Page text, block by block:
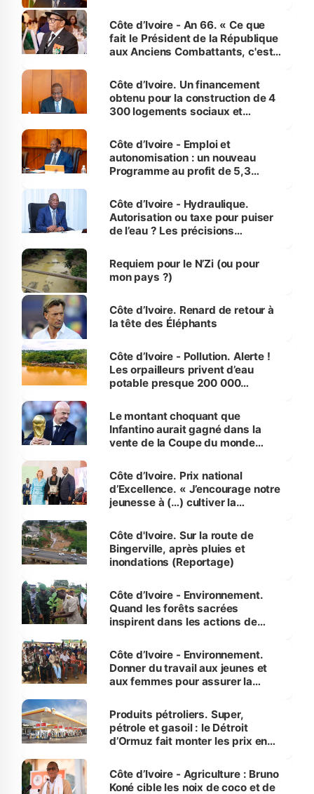
Côte d’Ivoire - An 66. « Ce que
fait le Président de la République
aux Anciens Combattants, c'est
Côte d’Ivoire. Un financement
obtenu pour la construction de 4
300 logements sociaux et
et Yamoussoukro
Côte d’Ivoire - Emploi et
autonomisation : un nouveau
Programme au profit de 5,3
Côte d’Ivoire - Hydraulique.
Autorisation ou taxe pour puiser
de l’eau ? Les précisions
Requiem pour le N’Zi (ou pour
mon pays ?)
Côte d’Ivoire. Renard de retour à
la tête des Éléphants
Côte d’Ivoire - Pollution. Alerte !
Les orpailleurs privent d’eau
potable presque 200 000
Le montant choquant que
Infantino aurait gagné dans la
vente de la Coupe du monde
Côte d’Ivoire. Prix national
d’Excellence. « J’encourage notre
jeunesse à (…) cultiver la
(Alassane Ouattara
Côte d'Ivoire. Sur la route de
Bingerville, après pluies et
inondations (Reportage)
Côte d’Ivoire - Environnement.
Quand les forêts sacrées
inspirent dans les actions de
Côte d’Ivoire - Environnement.
Donner du travail aux jeunes et
aux femmes pour assurer la
menacées
Produits pétroliers. Super,
pétrole et gasoil : le Détroit
d’Ormuz fait monter les prix en
Côte d’Ivoire - Agriculture : Bruno
Koné cible les noix de coco et de